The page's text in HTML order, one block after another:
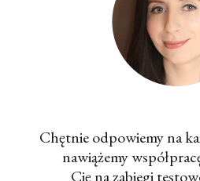
Chętnie odpowiemy na
nawiążemy
Cię na zabiegi